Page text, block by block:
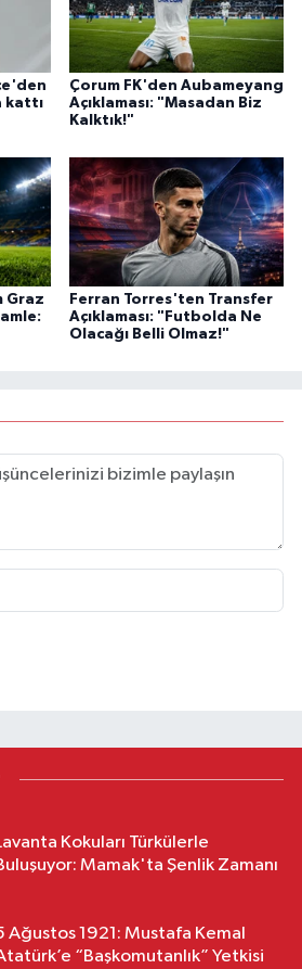
kattı
Çorum FK'den Aubameyang
Açıklaması: "Masadan Biz
Kalktık!"
Graz
Ferran Torres'ten Transfer
Açıklaması: "Futbolda Ne
Olacağı Belli Olmaz!"
Kokuları Türkülerle
Mamak'ta Şenlik Zamanı
Ağustos 1921: Mustafa Kemal
“Başkomutanlık” Yetkisi